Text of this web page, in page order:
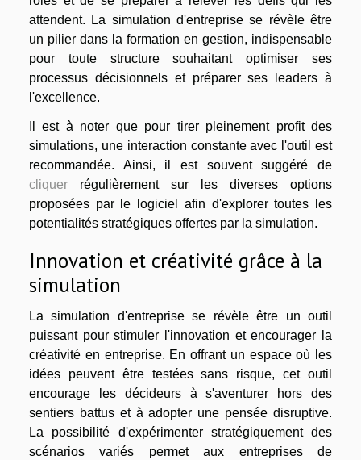
attendent. La simulation d'entreprise se révèle être
un pilier dans la formation en gestion, indispensable
pour toute structure souhaitant optimiser ses
processus décisionnels et préparer ses leaders à
l'excellence.
Il est à noter que pour tirer pleinement profit des
simulations, une interaction constante avec l'outil est
recommandée. Ainsi, il est souvent suggéré de
cliquer régulièrement sur les diverses options
proposées par le logiciel afin d'explorer toutes les
potentialités stratégiques offertes par la simulation.
Innovation et créativité grâce à la
simulation
La simulation d'entreprise se révèle être un outil
puissant pour stimuler l'innovation et encourager la
créativité en entreprise. En offrant un espace où les
idées peuvent être testées sans risque, cet outil
encourage les décideurs à s'aventurer hors des
sentiers battus et à adopter une pensée disruptive.
La possibilité d'expérimenter stratégiquement des
scénarios variés permet aux entreprises de